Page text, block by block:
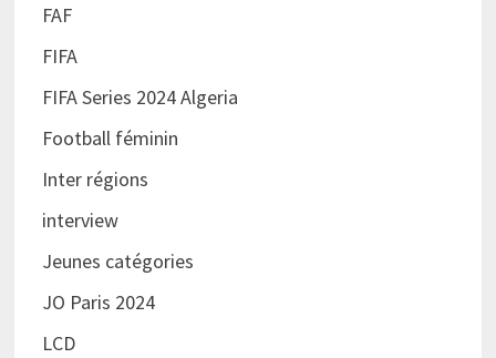
FAF
FIFA
FIFA Series 2024 Algeria
Football féminin
Inter régions
interview
Jeunes catégories
JO Paris 2024
LCD